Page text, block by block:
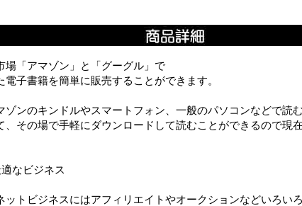
場「アマゾン」と「グーグル」で
電子書籍を簡単に販売することができます。
ゾンのキンドルやスマートフォン、一般のパソコンなどで読
、その場で手軽にダウンロードして読むことができるので現
なビジネス
ットビジネスにはアフィリエイトやオークションなどいろい